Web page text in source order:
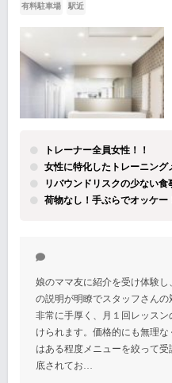
有料駐車場 駅近
トレーナー全員女性！！
女性に特化したトレーニング
リバウンドリスクの少ない食
荷物なし！手ぶらでオッケー
娘のママ友に紹介を受け体験
の説明が明瞭でスタッフさん
非常に手厚く、月１回レッス
けられます。価格的にも無理
はある程度メニューを絞って
底されてお…